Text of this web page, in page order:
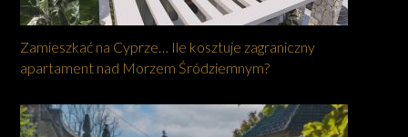
Zamieszkać na Cyprze… Ile kosztuje zagraniczny
apartament nad Morzem Śródziemnym?